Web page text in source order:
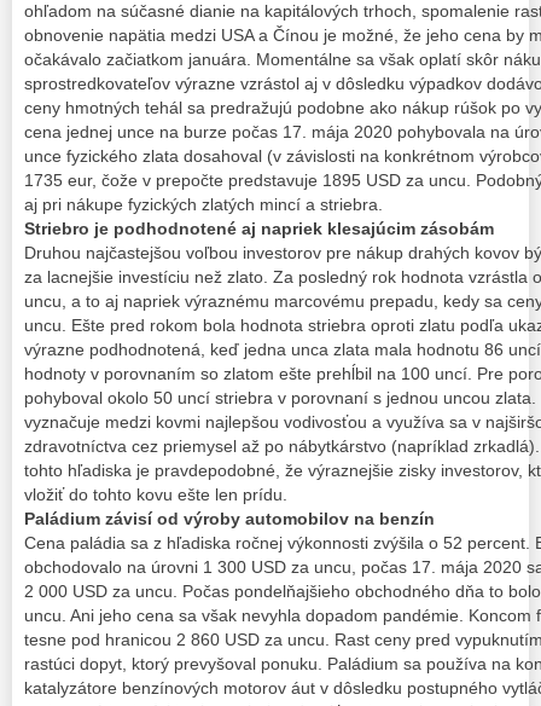
ohľadom na súčasné dianie na kapitálových trhoch, spomalenie
obnovenie napätia medzi USA a Čínou je možné, že jeho cena by
očakávalo začiatkom januára. Momentálne sa však oplatí skôr
sprostredkovateľov výrazne vzrástol aj v dôsledku výpadkov
ceny hmotných tehál sa predražujú podobne ako nákup rúšok po
cena jednej unce na burze počas 17. mája 2020 pohybovala na
unce fyzického zlata dosahoval (v závislosti na konkrétnom
1735 eur, čože v prepočte predstavuje 1895 USD za uncu.
aj pri nákupe fyzických zlatých mincí a striebra.
Striebro je podhodnotené aj napriek klesajúcim zásobám
Druhou najčastejšou voľbou investorov pre nákup drahých kovov
za lacnejšie investíciu než zlato. Za posledný rok hodnota vzrástla
uncu, a to aj napriek výraznému marcovému prepadu, kedy sa
uncu. Ešte pred rokom bola hodnota striebra oproti zlatu podľa
výrazne podhodnotená, keď jedna unca zlata mala hodnotu 86
hodnoty v porovnaním so zlatom ešte prehĺbil na 100 uncí. Pre
pohyboval okolo 50 uncí striebra v porovnaní s jednou uncou
vyznačuje medzi kovmi najlepšou vodivosťou a využíva sa v
zdravotníctva cez priemysel až po nábytkárstvo (napríklad
tohto hľadiska je pravdepodobné, že výraznejšie zisky investorov,
vložiť do tohto kovu ešte len prídu.
Paládium závisí od výroby automobilov na benzín
Cena paládia sa z hľadiska ročnej výkonnosti zvýšila o 52 percent.
obchodovalo na úrovni 1 300 USD za uncu, počas 17. mája 2020
2 000 USD za uncu. Počas pondelňajšieho obchodného dňa to
uncu. Ani jeho cena sa však nevyhla dopadom pandémie.
tesne pod hranicou 2 860 USD za uncu. Rast ceny pred
rastúci dopyt, ktorý prevyšoval ponuku. Paládium sa používa na
katalyzátore benzínových motorov áut v dôsledku postupného